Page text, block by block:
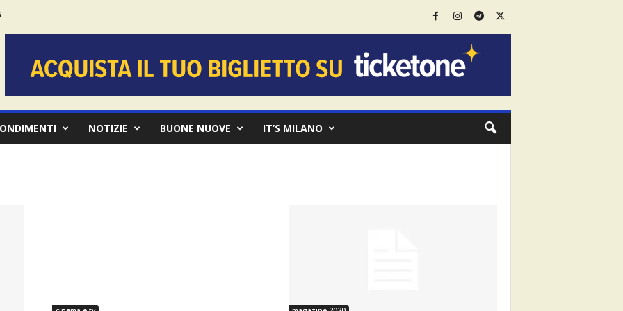
NOTIZIE BUONE NUOVE IT’S MILANO